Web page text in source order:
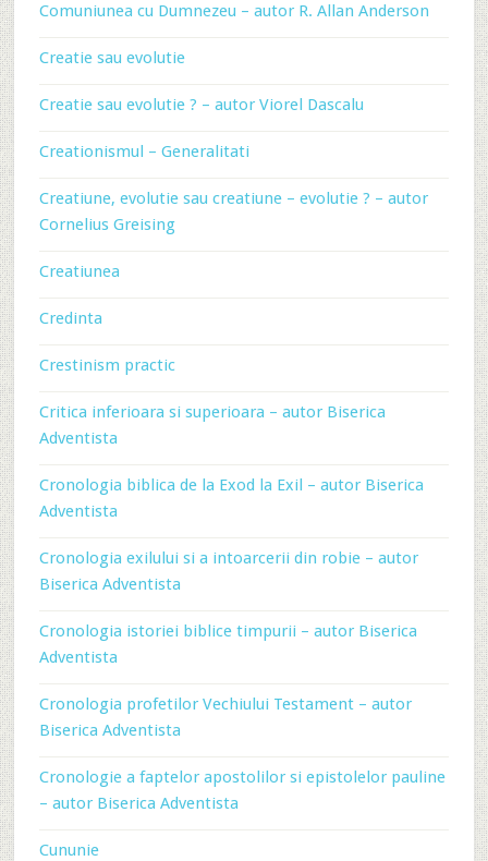
Comuniunea cu Dumnezeu – autor R. Allan Anderson
Creatie sau evolutie
Creatie sau evolutie ? – autor Viorel Dascalu
Creationismul – Generalitati
Creatiune, evolutie sau creatiune – evolutie ? – autor
Cornelius Greising
Creatiunea
Credinta
Crestinism practic
Critica inferioara si superioara – autor Biserica
Adventista
Cronologia biblica de la Exod la Exil – autor Biserica
Adventista
Cronologia exilului si a intoarcerii din robie – autor
Biserica Adventista
Cronologia istoriei biblice timpurii – autor Biserica
Adventista
Cronologia profetilor Vechiului Testament – autor
Biserica Adventista
Cronologie a faptelor apostolilor si epistolelor pauline
– autor Biserica Adventista
Cununie